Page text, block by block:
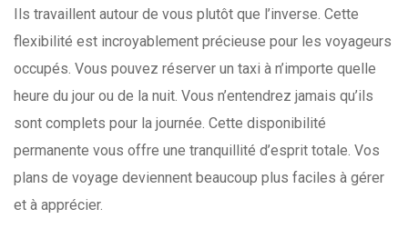
Ils travaillent autour de vous plutôt que l’inverse. Cette
flexibilité est incroyablement précieuse pour les voyageurs
occupés. Vous pouvez réserver un taxi à n’importe quelle
heure du jour ou de la nuit. Vous n’entendrez jamais qu’ils
sont complets pour la journée. Cette disponibilité
permanente vous offre une tranquillité d’esprit totale. Vos
plans de voyage deviennent beaucoup plus faciles à gérer
et à apprécier.